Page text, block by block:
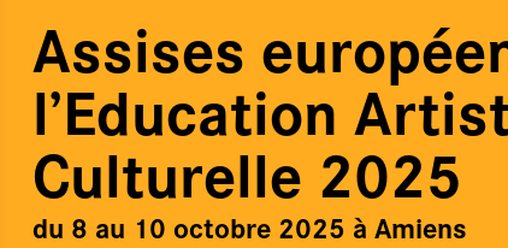
Assises
l’Education
Culturelle 2025
du 8 au 10 octobre 2025 à Amiens